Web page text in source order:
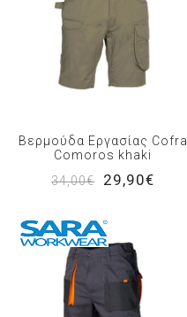
Βερμούδα Εργασίας Cofra
Comoros khaki
34,00€
29,90€